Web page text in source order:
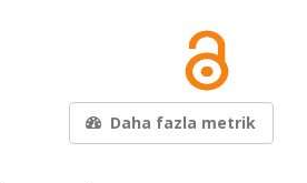
Daha fazla metrik